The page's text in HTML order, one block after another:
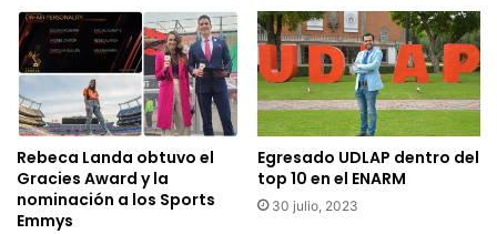
Rebeca Landa obtuvo el
Gracies Award y la
nominación a los Sports
Emmys
Egresado UDLAP dentro del
top 10 en el ENARM
30 julio, 2023